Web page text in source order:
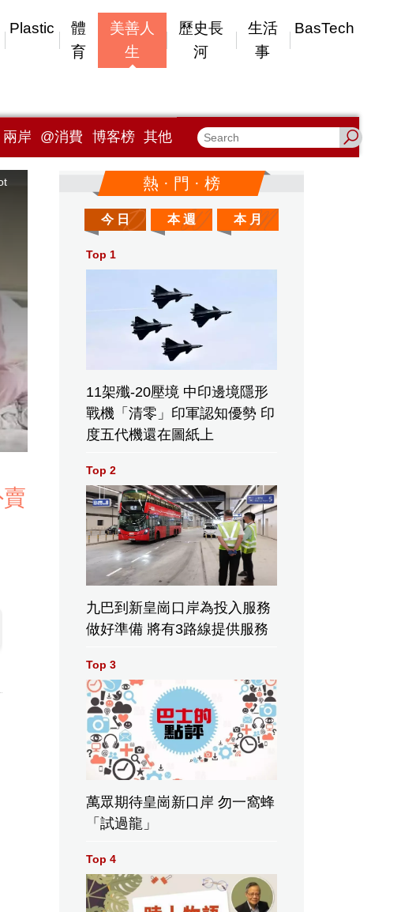
Plastic
體
育
美善人
生
歷史長
河
生活
事
BasTech
兩岸 @消費 博客榜 其他
熱 · 門 · 榜
今 日 本 週 本 月
Top 1
11架殲-20壓境 中印邊境隱形
戰機「清零」印軍認知優勢 印
度五代機還在圖紙上
Top 2
九巴到新皇崗口岸為投入服務
做好準備 將有3路線提供服務
Top 3
萬眾期待皇崗新口岸 勿一窩蜂
「試過龍」
Top 4